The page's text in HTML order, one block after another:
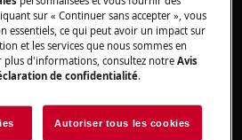
sur « Continuer sans accepter », vous
essentiels, ce qui peut avoir un impact sur
et les services que nous sommes en
plus d'informations, consultez notreAvis
de confidentialité.
Autoriser tous les cookies